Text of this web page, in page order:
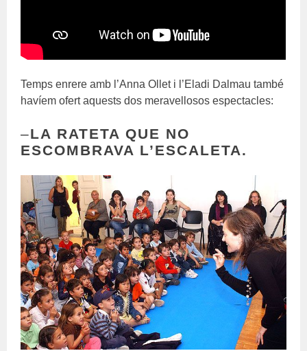
Temps enrere amb l’Anna Ollet i l’Eladi Dalmau també
havíem ofert aquests dos meravellosos espectacles:
–LA RATETA QUE NO
ESCOMBRAVA L’ESCALETA.